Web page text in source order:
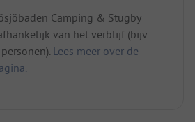
Camping & Stugby
van het verblijf (bijv.
Lees meer over de